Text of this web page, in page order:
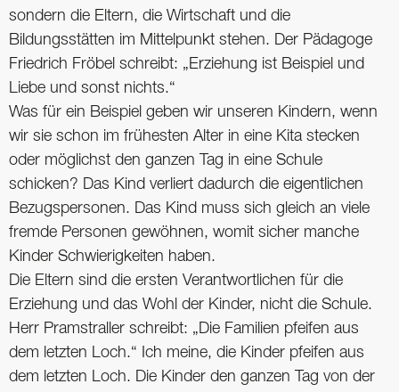
sondern die Eltern, die Wirtschaft und die
Bildungsstätten im Mittelpunkt stehen. Der Pädagoge
Friedrich Fröbel schreibt: „Erziehung ist Beispiel und
Liebe und sonst nichts.“
Was für ein Beispiel geben wir unseren Kindern, wenn
wir sie schon im frühesten Alter in eine Kita stecken
oder möglichst den ganzen Tag in eine Schule
schicken? Das Kind verliert dadurch die eigentlichen
Bezugspersonen. Das Kind muss sich gleich an viele
fremde Personen gewöhnen, womit sicher manche
Kinder Schwierigkeiten haben.
Die Eltern sind die ersten Verantwortlichen für die
Erziehung und das Wohl der Kinder, nicht die Schule.
Herr Pramstraller schreibt: „Die Familien pfeifen aus
dem letzten Loch.“ Ich meine, die Kinder pfeifen aus
dem letzten Loch. Die Kinder den ganzen Tag von der